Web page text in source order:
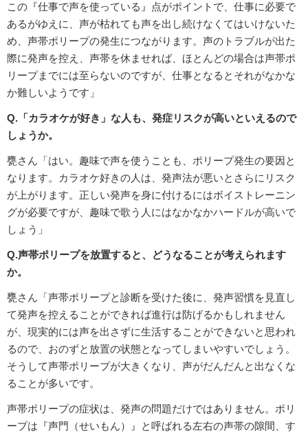
この『仕事で声を使っている』点がポイントで、仕事に必要で
あるがゆえに、声が枯れても声を出し続けなくてはいけないた
め、声帯ポリープの発生につながります。声のトラブルが出た
際に発声を控え、声帯を休ませれば、ほとんどの場合は声帯ポ
リープまでには至らないのですが、仕事となるとそれがなかな
か難しいようです」
Q.「カラオケが好き」な人も、発症リスクが高いといえるので
しょうか。
甕さん「はい。趣味で声を使うことも、ポリープ発生の要因と
なります。カラオケ好きの人は、発声法が悪いとさらにリスク
が上がります。正しい発声を身に付けるにはボイストレーニン
グが必要ですが、趣味で歌う人にはなかなかハードルが高いで
しょう」
Q.声帯ポリープを放置すると、どうなることが考えられます
か。
甕さん「声帯ポリープと診断を受けた後に、発声習慣を見直し
て発声を控えることができれば進行は防げるかもしれません
が、現実的には声を出さずに生活することができないと思われ
るので、おのずと放置の状態となってしまいやすいでしょう。
そうして声帯ポリープが大きくなり、声がだんだんと出なくな
ることが多いです。
声帯ポリープの症状は、発声の問題だけではありません。ポリ
ープは『声門（せいもん）』と呼ばれる左右の声帯の隙間、す